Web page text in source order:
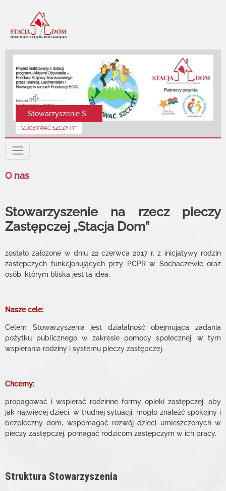
Stowarzyszenie Stacja DOM
"ZDOBYWAĆ SZCZYTY"
Previous
O nas
Stowarzyszenie na rzecz pieczy
Zastępczej „Stacja Dom”
zostało założone w dniu 22 czerwca 2017 r. z inicjatywy rodzin
zastępczych funkcjonujących przy PCPR w Sochaczewie oraz
osób, którym bliska jest ta idea. ​
Nasze cele:
Celem Stowarzyszenia jest działalność obejmująca zadania
pożytku publicznego w zakresie pomocy społecznej, w tym
wspierania rodziny i systemu pieczy zastępczej.
Chcemy:
propagować i wspierać rodzinne formy opieki zastępczej, aby
jak najwięcej dzieci, w trudnej sytuacji, mogło znaleźć spokojny i
bezpieczny dom, wspomagać rozwój dzieci umieszczonych w
pieczy zastępczej, pomagać rodzicom zastępczym w ich pracy.
Struktura Stowarzyszenia